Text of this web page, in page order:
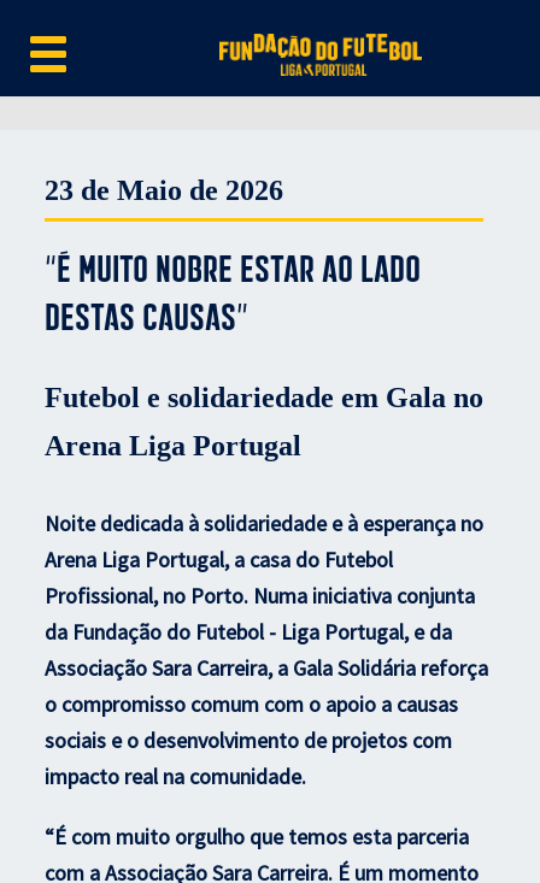
23 de Maio de 2026
“É muito nobre estar ao lado
destas causas”
Futebol e solidariedade em Gala no
Arena Liga Portugal
Noite dedicada à solidariedade e à esperança no
Arena Liga Portugal, a casa do Futebol
Profissional, no Porto. Numa iniciativa conjunta
da Fundação do Futebol - Liga Portugal, e da
Associação Sara Carreira, a Gala Solidária reforça
o compromisso comum com o apoio a causas
sociais e o desenvolvimento de projetos com
impacto real na comunidade.
“É com muito orgulho que temos esta parceria
com a Associação Sara Carreira. É um momento